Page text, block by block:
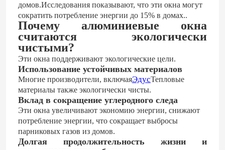
Дом
Продукты
Видео
О нас
Путешествие фабрики
домов.Исследования показывают, что эти окна могут
сократить потребление энергии до 15% в домах..
Почему алюминиевые окна
считаются экологически
чистыми?
Эти окна поддерживают экологические цели.
Использование устойчивых материалов
Многие производители, включаяЭдусТепловые
материалы также экологически чисты.
Вклад в сокращение углеродного следа
Эти окна увеличивают экономию энергии, снижают
потребление энергии, что сокращает выбросы
парниковых газов из домов.
Долгая продолжительность жизни и